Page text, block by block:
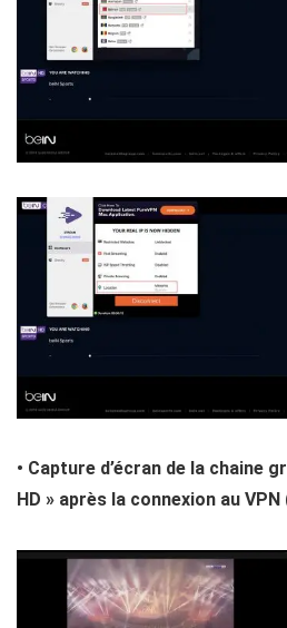
• Capture d’écran de la chaine
HD » après la connexion au